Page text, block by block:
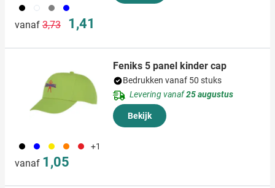
001 002 003 005
vanaf Normale prijs
3,73 Speciale prijs
1,41
001 005 006 007 008 +1
vanaf 1,05
Feniks 5 panel kinder cap
Bedrukken vanaf 50 stuks
Levering vanaf25 augustus
Bekijk